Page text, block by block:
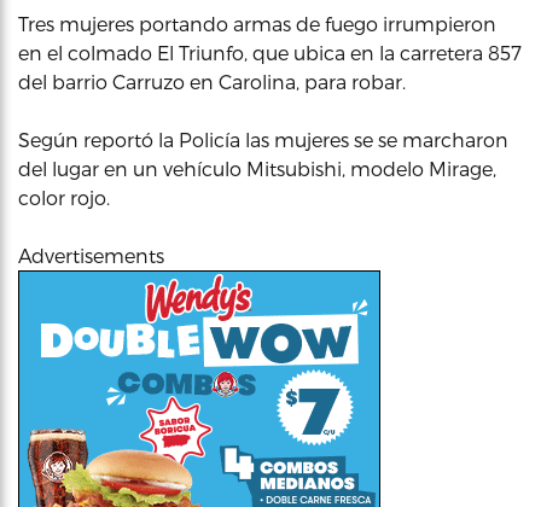
Tres mujeres portando armas de fuego irrumpieron
en el colmado El Triunfo, que ubica en la carretera 857
del barrio Carruzo en Carolina, para robar.
Según reportó la Policía las mujeres se se marcharon
del lugar en un vehículo Mitsubishi, modelo Mirage,
color rojo.
Advertisements